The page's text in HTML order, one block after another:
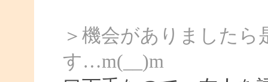
＞機会がありました
す…m(__)m